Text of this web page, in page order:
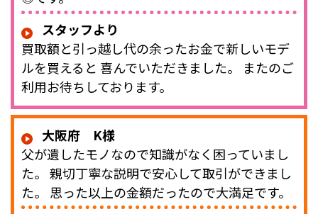
スタッフより
買取額と引っ越し代の余ったお金で新しいモデ
ルを買えると 喜んでいただきました。 またのご
利用お待ちしております。
大阪府 K様
父が遺したモノなので知識がなく困っていまし
た。 親切丁寧な説明で安心して取引ができまし
た。 思った以上の金額だったので大満足です。